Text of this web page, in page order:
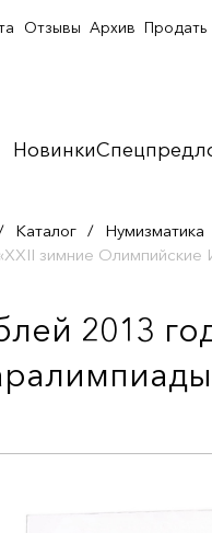
Новинки
Отзывы Архив
Каталог / Нумизматика
зимние Олимпийские
2013